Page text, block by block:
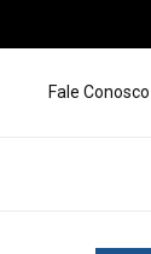
Fale Conosco